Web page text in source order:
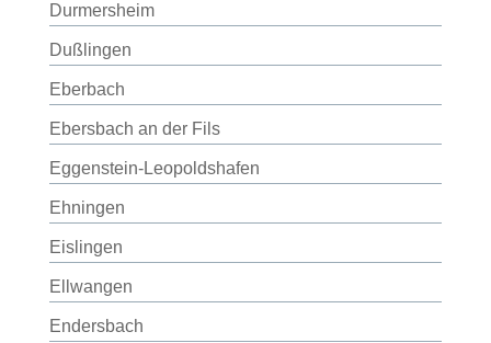
Durmersheim
Dußlingen
Eberbach
Ebersbach an der Fils
Eggenstein-Leopoldshafen
Ehningen
Eislingen
Ellwangen
Endersbach